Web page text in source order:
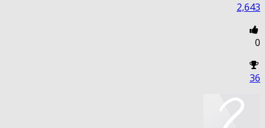
2,643
0
36